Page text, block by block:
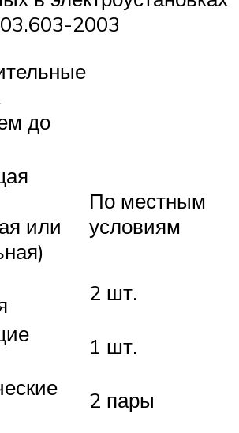
2003
до
или
По местным
условиям
2 шт.
1 шт.
2 пары